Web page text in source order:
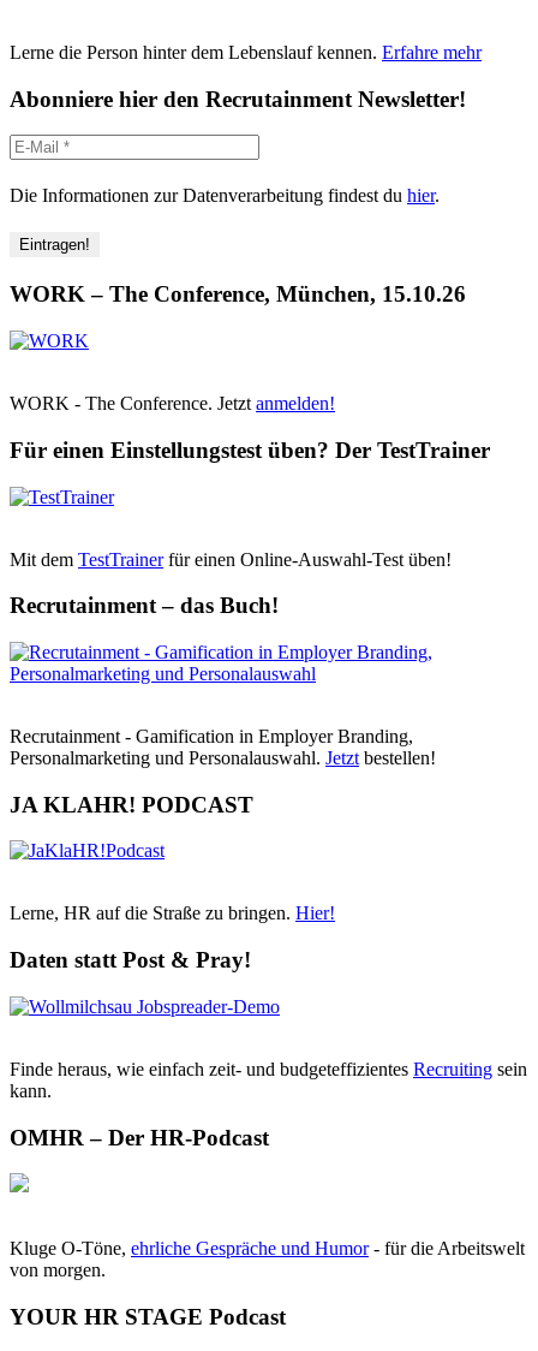
Lerne die Person hinter dem Lebenslauf kennen. Erfahre mehr
Abonniere hier den Recrutainment Newsletter!
Die Informationen zur Datenverarbeitung findest du hier.
WORK – The Conference, München, 15.10.26
WORK - The Conference. Jetzt anmelden!
Für einen Einstellungstest üben? Der TestTrainer
Mit dem TestTrainerfür einen Online-Auswahl-Test üben!
Recrutainment – das Buch!
Recrutainment - Gamification in Employer Branding,
Personalmarketing und Personalauswahl. Jetzt bestellen!
JA KLAHR! PODCAST
Lerne, HR auf die Straße zu bringen. Hier!
Daten statt Post & Pray!
Finde heraus, wie einfach zeit- und budgeteffizientes Recruiting sein
kann.
OMHR – Der HR-Podcast
Kluge O-Töne, ehrliche Gespräche und Humor- für die Arbeitswelt
von morgen.
YOUR HR STAGE Podcast